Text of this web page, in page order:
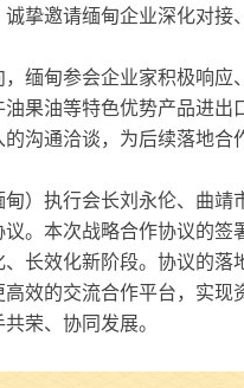
挚邀请缅甸企业深化对接
缅甸参会企业家积极响应
果油等特色优势产品进出
沟通洽谈，为后续落地合
）执行会长刘永伦、曲靖
。本次战略合作协议的签
长效化新阶段。协议的落
效的交流合作平台，实现
荣、协同发展。